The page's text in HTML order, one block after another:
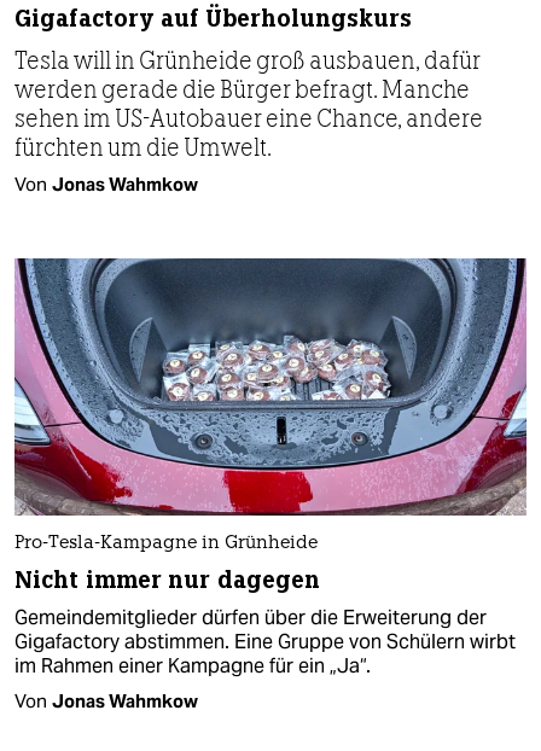
Gigafactory auf Überholungskurs
Tesla will in Grünheide groß ausbauen, dafür
werden gerade die Bürger befragt. Manche
sehen im US-Autobauer eine Chance, andere
fürchten um die Umwelt.
Von Jonas Wahmkow
Pro-Tesla-Kampagne in Grünheide
Nicht immer nur dagegen
Gemeindemitglieder dürfen über die Erweiterung der
Gigafactory abstimmen. Eine Gruppe von Schü­le­rn wirbt
im Rahmen einer Kampagne für ein „Ja“.
Von Jonas Wahmkow